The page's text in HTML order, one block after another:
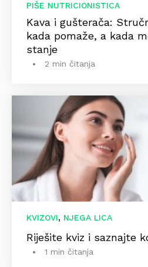
PIŠE NUTRICIONISTICA
Kava i gušterača:
kada pomaže, a kada
stanje
2 min čitanja
KVIZOVI, NJEGA LICA
Riješite kviz i saznajte
1 min čitanja